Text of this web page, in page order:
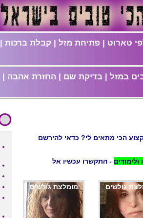
טארוט | פתיחת מזל | קבלת ברכות |
במזל | בדיקת שם | החזרת אהבה |
הכי מתאים לי? כדאי להירשם
- התקשרו עכשיו אל
גולשים מומלצת גולשים